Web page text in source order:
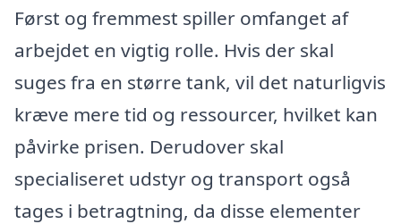
Først og fremmest spiller omfanget af
arbejdet en vigtig rolle. Hvis der skal
suges fra en større tank, vil det naturligvis
kræve mere tid og ressourcer, hvilket kan
påvirke prisen. Derudover skal
specialiseret udstyr og transport også
tages i betragtning, da disse elementer